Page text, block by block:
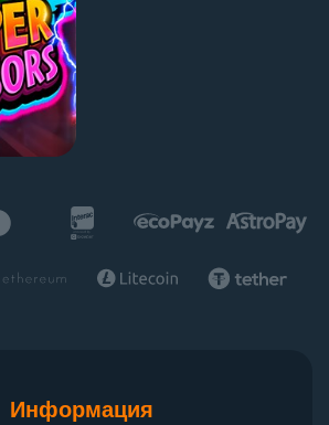
Информация